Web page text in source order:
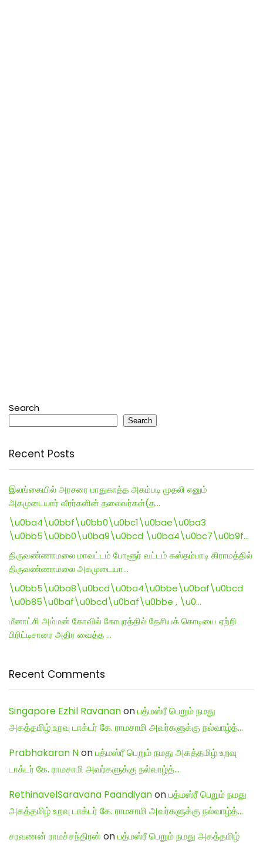
Search
Search
Recent Posts
இலங்கையில் அரசரை பாதுகாத்த அகம்படி முதலி எனும்
அகமுடையார் வீரர்களின் தலைவர்கள்(த…
\u0ba4\u0bbf\u0bb0\u0bc1\u0bae\u0ba3
\u0bb5\u0bb0\u0ba9\u0bcd \u0ba4\u0bc7\u0b9f…
திருவண்ணாமலை மாவட்டம் போளூர் வட்டம் கஸ்தம்பாடி கிராமத்தில்
திருவண்ணாமலை அகமுடையா…
\u0bb5\u0ba8\u0bcd\u0ba4\u0bbe\u0baf\u0bcd
\u0b85\u0baf\u0bcd\u0baf\u0bbe , \u0…
மீனாட்சி அம்மன் கோவில் கோபுரத்தில் தேசியக் கொடியை ஏற்றி
பிரிட்டிசாரை அதிர வைத்த …
Recent Comments
Singapore Ezhil Ravananonபத்மஸ்ரீ பெறும் நமது
அகத்தமிழ் உறவு டாக்டர் கே. ராமசாமி அவர்களுக்கு நல்வாழ்த்…
Prabhakaran Nonபத்மஸ்ரீ பெறும் நமது அகத்தமிழ் உறவு
டாக்டர் கே. ராமசாமி அவர்களுக்கு நல்வாழ்த்…
RethinavelSaravana Paandiyanonபத்மஸ்ரீ பெறும் நமது
அகத்தமிழ் உறவு டாக்டர் கே. ராமசாமி அவர்களுக்கு நல்வாழ்த்…
சரவணன் ராமச்சந்திரன் onபத்மஸ்ரீ பெறும் நமது அகத்தமிழ்